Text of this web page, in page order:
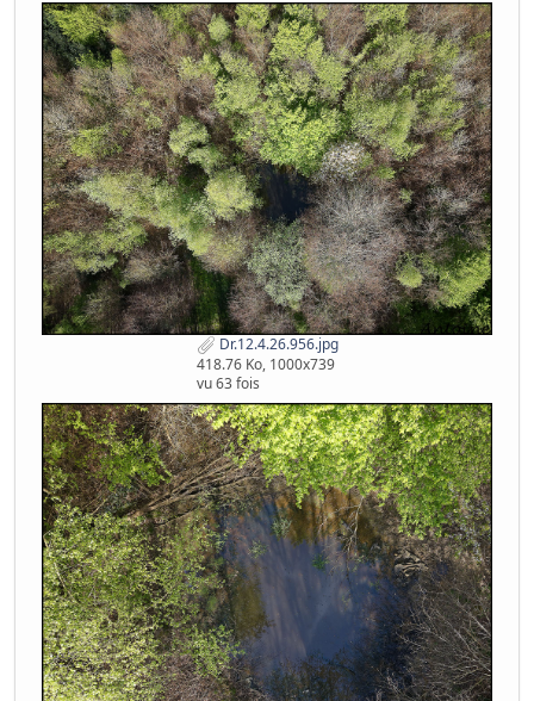
Dr.12.4.26.956.jpg
418.76 Ko, 1000x739
vu 63 fois